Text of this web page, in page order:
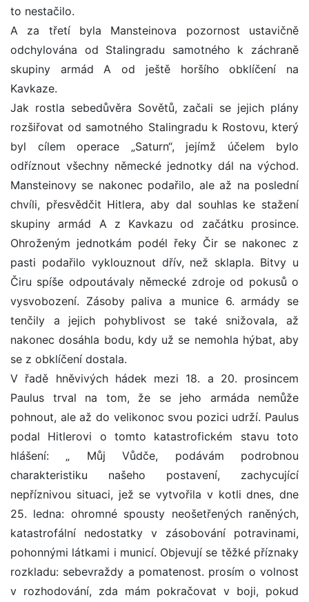
to nestačilo.
A za třetí byla Mansteinova pozornost ustavičně
odchylována od Stalingradu samotného k záchraně
skupiny armád A od ještě horšího obklíčení na
Kavkaze.
Jak rostla sebedůvěra Sovětů, začali se jejich plány
rozšiřovat od samotného Stalingradu k Rostovu, který
byl cílem operace „Saturn“, jejímž účelem bylo
odříznout všechny německé jednotky dál na východ.
Mansteinovy se nakonec podařilo, ale až na poslední
chvíli, přesvědčit Hitlera, aby dal souhlas ke stažení
skupiny armád A z Kavkazu od začátku prosince.
Ohroženým jednotkám podél řeky Čir se nakonec z
pasti podařilo vyklouznout dřív, než sklapla. Bitvy u
Čiru spíše odpoutávaly německé zdroje od pokusů o
vysvobození. Zásoby paliva a munice 6. armády se
tenčily a jejich pohyblivost se také snižovala, až
nakonec dosáhla bodu, kdy už se nemohla hýbat, aby
se z obklíčení dostala.
V řadě hněvivých hádek mezi 18. a 20. prosincem
Paulus trval na tom, že se jeho armáda nemůže
pohnout, ale až do velikonoc svou pozici udrží. Paulus
podal Hitlerovi o tomto katastrofickém stavu toto
hlášení: „ Můj Vůdče, podávám podrobnou
charakteristiku našeho postavení, zachycující
nepříznivou situaci, jež se vytvořila v kotli dnes, dne
25. ledna: ohromné spousty neošetřených raněných,
katastrofální nedostatky v zásobování potravinami,
pohonnými látkami i municí. Objevují se těžké příznaky
rozkladu: sebevraždy a pomatenost. prosím o volnost
v rozhodování, zda mám pokračovat v boji, pokud